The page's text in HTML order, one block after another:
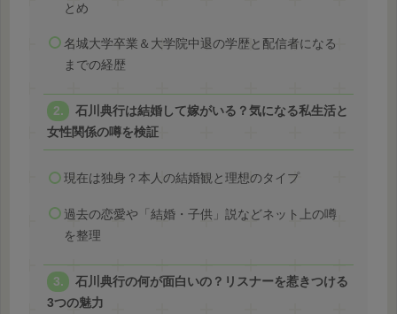
とめ
名城大学卒業＆大学院中退の学歴と配信者になる
までの経歴
石川典行は結婚して嫁がいる？気になる私生活と
女性関係の噂を検証
現在は独身？本人の結婚観と理想のタイプ
過去の恋愛や「結婚・子供」説などネット上の噂
を整理
石川典行の何が面白いの？リスナーを惹きつける
3つの魅力